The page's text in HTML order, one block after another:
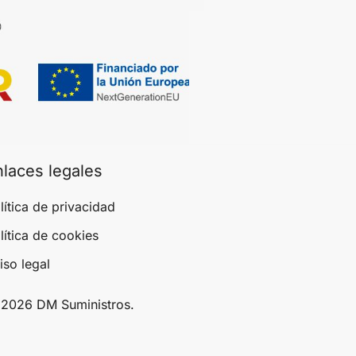
legales
de privacidad
de cookies
legal
DM Suministros.